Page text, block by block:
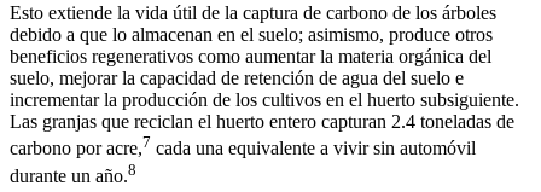
Esto extiende la vida útil de la captura de carbono de los árboles
debido a que lo almacenan en el suelo; asimismo, produce otros
beneficios regenerativos como aumentar la materia orgánica del
suelo, mejorar la capacidad de retención de agua del suelo e
incrementar la producción de los cultivos en el huerto subsiguiente.
Las granjas que reciclan el huerto entero capturan 2.4 toneladas de
carbono por acre,7 cada una equivalente a vivir sin automóvil
durante un año.8